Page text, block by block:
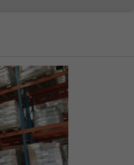
用温度
V-0级。应用：
：东丽Fortron®、
明琥珀色、耐高
时性能不变）。